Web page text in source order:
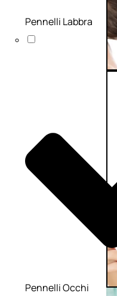
Pennelli Labbra
Pennelli Occhi